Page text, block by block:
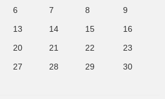
6 7 8
9
13 14 15
16
20 21 22
23
27 28 29
30